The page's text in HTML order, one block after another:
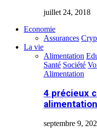
juillet 24, 2018
Economie
Assurances
La vie
Alimentation
Santé Société
Alimentation
4 précieux
septembre 9,